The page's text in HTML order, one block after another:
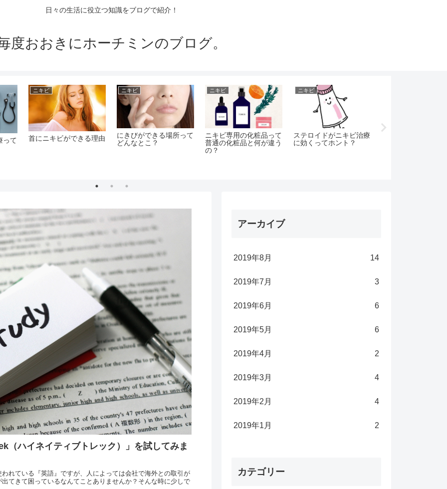
日々の生活に役立つ知識をブログで紹介！
度おおきにホーチミンのブログ。
って
ニキビ
首にニキビができる理由
ニキビ
にきびができる場所って
どんなとこ？
ニキビ
ニキビ専用の化粧品って
普通の化粧品と何が違う
の？
ニキビ
ステロイドがニキビ治療
に効くってホント？
（ハイネイティブトレック）」を試してみま
れている『英語』ですが、人によっては会社で海外との取引が
てきて困っているなんてことありませんか？そんな時に少しで
アーカイブ
2019年8月 14
2019年7月 3
2019年6月 6
2019年5月 6
2019年4月 2
2019年3月 4
2019年2月 4
2019年1月 2
カテゴリー